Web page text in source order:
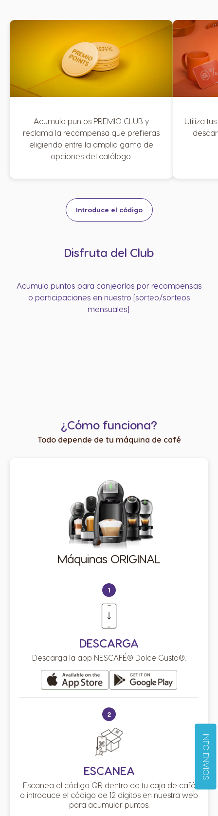
Acumula puntos PREMIO CLUB y
reclama la recompensa que prefieras
eligiendo entre la amplia gama de
opciones del catálogo.
Utiliza
Introduce el código
Disfruta del Club
Acumula puntos para canjearlos por recompensas
o participaciones en nuestro [sorteo/sorteos
mensuales].
¿Cómo funciona?
Todo depende de tu máquina de café
Máquinas ORIGINAL
1
DESCARGA
Descarga la app NESCAFÉ® Dolce Gusto®.
2
ESCANEA
Escanea el código QR dentro de tu caja de café
o introduce el código de 12 dígitos en nuestra web
para acumular puntos.
INFO ENVIOS